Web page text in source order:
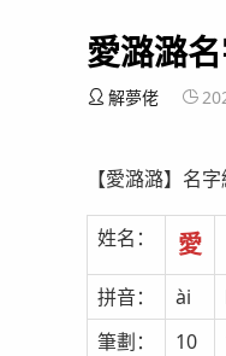
愛潞潞
解夢佬
【愛潞潞】名
姓名： 愛
拼音： ài
筆劃：
10